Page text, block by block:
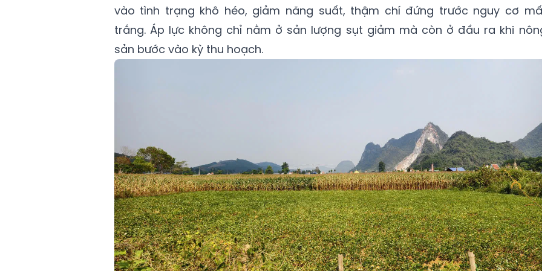
vào tình trạng khô héo, giảm năng suất, thậm chí đứng trước nguy cơ
trắng. Áp lực không chỉ nằm ở sản lượng sụt giảm mà còn ở đầu ra khi
sản bước vào kỳ thu hoạch.